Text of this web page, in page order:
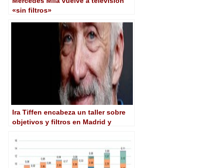
«sin filtros»
Ira Tiffen encabeza un taller sobre
objetivos y filtros en Madrid y